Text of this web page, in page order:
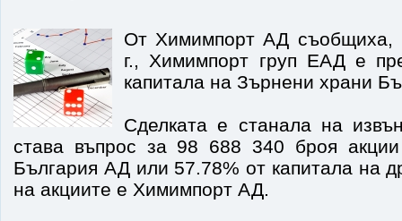
От Химимпорт АД съобщиха,
г., Химимпорт груп ЕАД e
капитала на Зърнени храни
Сделката е станала на
става въпрос за 98 688 340 броя
България АД или 57.78% от капитала на
на акциите е Химимпорт АД.